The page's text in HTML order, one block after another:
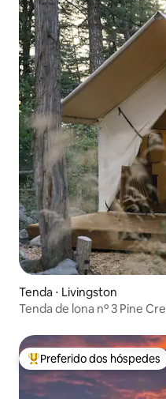
Tenda ⋅ Livingston
Tenda de lona nº 3 Pine
Entre os melhores
Preferido dos hóspedes